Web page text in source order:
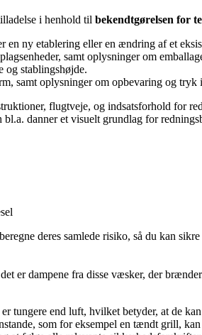
i henhold til bekendtgørelsen for
en ny etablering eller en ændring af et
samt oplysninger om
og stablingshøjde.
samt oplysninger om opbevaring og
flugtveje, og indsatsforhold for
danner et visuelt grundlag for
deres samlede risiko, så du kan
er dampene fra disse væsker, der
tungere end luft, hvilket betyder, at de
som for eksempel en tændt grill,